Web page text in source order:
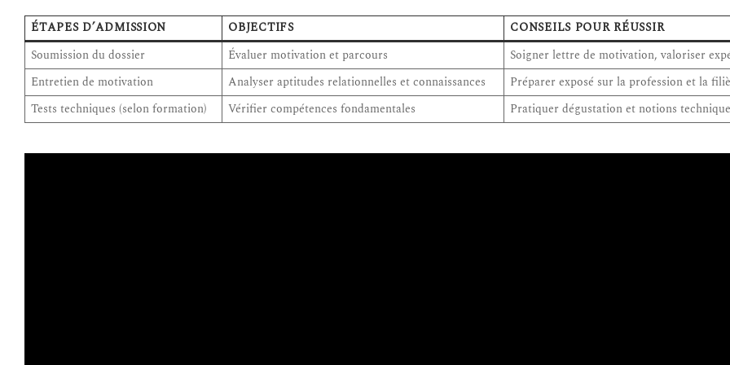
ÉTAPES D’ADMISSION OBJECTIFS
CONSEILS POUR RÉUSSIR
Soumission du dossier
Évaluer motivation et parcours
Soigner lettre de motivation, valoriser
Entretien de motivation
Analyser aptitudes relationnelles et connaissances
Préparer exposé sur la profession et la
Tests techniques (selon formation)
Vérifier compétences fondamentales Pratiquer dégustation et notions